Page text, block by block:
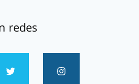
redes